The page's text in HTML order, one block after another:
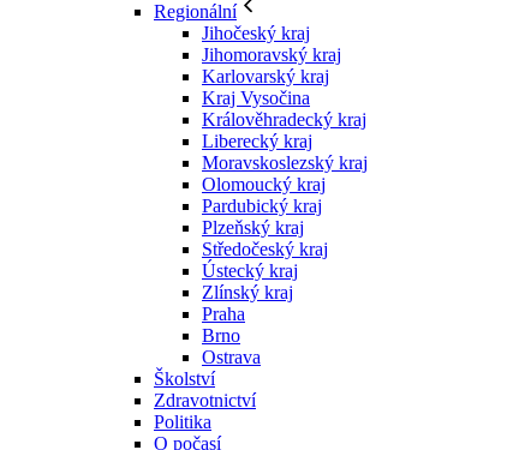
Regionální
Jihočeský kraj
Jihomoravský kraj
Karlovarský kraj
Kraj Vysočina
Králověhradecký kraj
Liberecký kraj
Moravskoslezský kraj
Olomoucký kraj
Pardubický kraj
Plzeňský kraj
Středočeský kraj
Ústecký kraj
Zlínský kraj
Praha
Brno
Ostrava
Školství
Zdravotnictví
Politika
O počasí